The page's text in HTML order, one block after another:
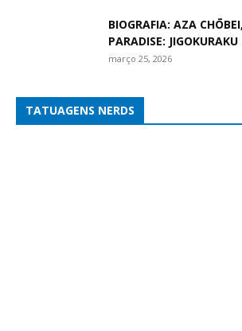
BIOGRAFIA: AZA
PARADISE: JIGOKURAKU
março 25, 2026
TATUAGENS NERDS